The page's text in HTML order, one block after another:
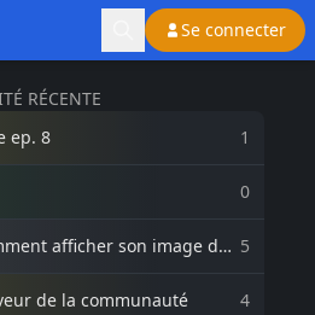
Se connecter
RÉCENTE
ep. 8
1
0
afficher son image de
5
de la communauté 4